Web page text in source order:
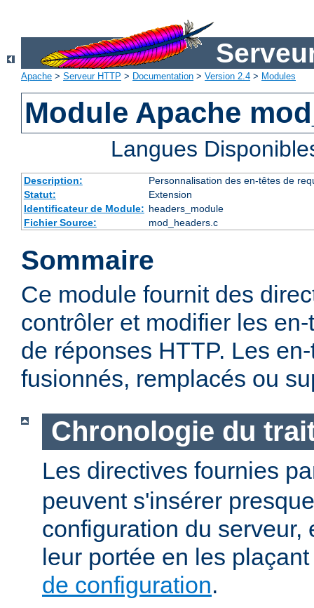
Apache > Serveur HTTP > Documentation > Version 2.4 > Modules
Module Apache
Langues
Description:
Personnalisation des en-têtes de
Statut:
Extension
Identificateur de Module: headers_module
Fichier Source:
mod_headers.c
Sommaire
Ce module fournit des
contrôler et modifier les
de réponses HTTP. Les
fusionnés, remplacés ou
Chronologie du
Les directives fournies
peuvent s'insérer
configuration du serveur,
leur portée en les
de configuration.